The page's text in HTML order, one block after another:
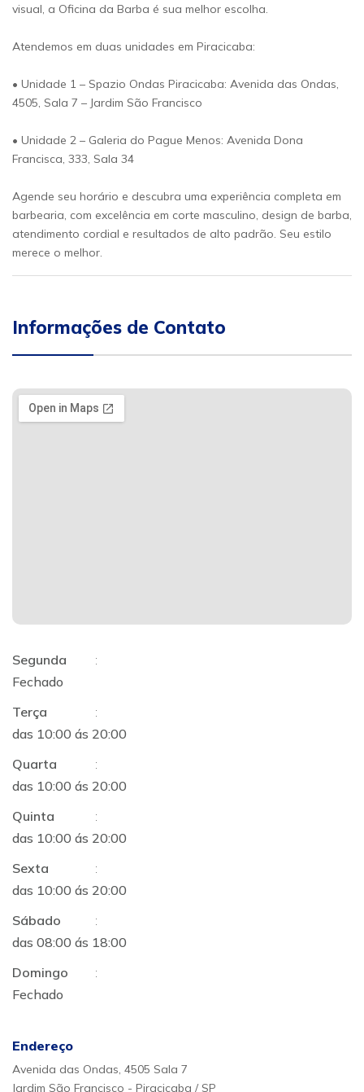
visual, a Oficina da Barba é sua melhor escolha.
Atendemos em duas unidades em Piracicaba:
• Unidade 1 – Spazio Ondas Piracicaba: Avenida das Ondas,
4505, Sala 7 – Jardim São Francisco
• Unidade 2 – Galeria do Pague Menos: Avenida Dona
Francisca, 333, Sala 34
Agende seu horário e descubra uma experiência completa em
barbearia, com excelência em corte masculino, design de barba,
atendimento cordial e resultados de alto padrão. Seu estilo
merece o melhor.
Informações de Contato
Segunda
:
Fechado
Terça
:
das 10:00 ás 20:00
Quarta
:
das 10:00 ás 20:00
Quinta
:
das 10:00 ás 20:00
Sexta
:
das 10:00 ás 20:00
Sábado
:
das 08:00 ás 18:00
Domingo
:
Fechado
Endereço
Avenida das Ondas, 4505 Sala 7
Jardim São Francisco - Piracicaba / SP